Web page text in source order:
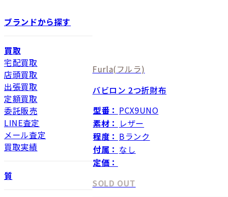
ブランドから探す
買取
宅配買取
店頭買取
出張買取
定額買取
委託販売
LINE査定
メール査定
買取実績
質
Furla(フルラ)
バビロン 2つ折財布
型番： PCX9UNO
素材： レザー
程度： Bランク
付属： なし
定価：
SOLD OUT